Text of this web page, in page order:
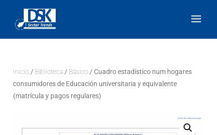
Inicio / Biblioteca/ Básico / Cuadro estadístico num hogares
consumidores de Educación universitaria y equivalente
(matrícula y pagos regulares)